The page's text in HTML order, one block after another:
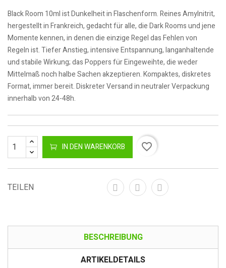
Black Room 10ml ist Dunkelheit in Flaschenform. Reines Amylnitrit,
hergestellt in Frankreich, gedacht für alle, die Dark Rooms und jene
Momente kennen, in denen die einzige Regel das Fehlen von
Regeln ist. Tiefer Anstieg, intensive Entspannung, langanhaltende
und stabile Wirkung; das Poppers für Eingeweihte, die weder
Mittelmaß noch halbe Sachen akzeptieren. Kompaktes, diskretes
Format, immer bereit. Diskreter Versand in neutraler Verpackung
innerhalb von 24-48h.
IN DEN WARENKORB favorite_border
TEILEN
BESCHREIBUNG
ARTIKELDETAILS